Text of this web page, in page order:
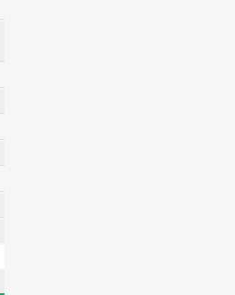
danych na podstawie art. 16 RODO,
osobowych (tzw. prawo do bycia
do celów, dla których były zebrane
wycofała zgodę na
są niezgodnie z prawem,
usunięte w celu wywiązania się z
kwestionuje prawidłowość
już danych dla swoich celów, ale
wniosła sprzeciw wobec